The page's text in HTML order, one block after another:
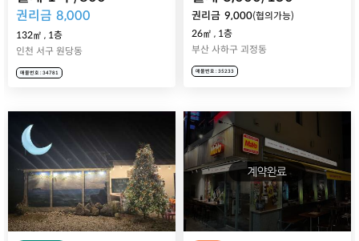
권리금 8,000
132㎡ , 1층
인천 서구 원당동
매물번호 : 34781
권리금 9,000(협의가능)
26㎡ , 1층
부산 사하구 괴정동
매물번호 : 35233